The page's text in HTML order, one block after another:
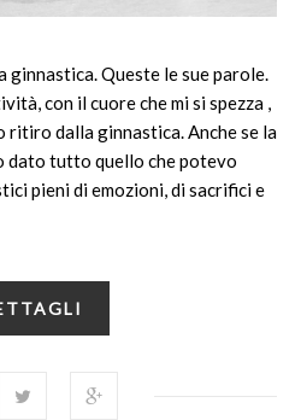
ginnastica. Queste le sue parole.
con il cuore che mi si spezza ,
ritiro dalla ginnastica. Anche se la
dato tutto quello che potevo
pieni di emozioni, di sacrifici e